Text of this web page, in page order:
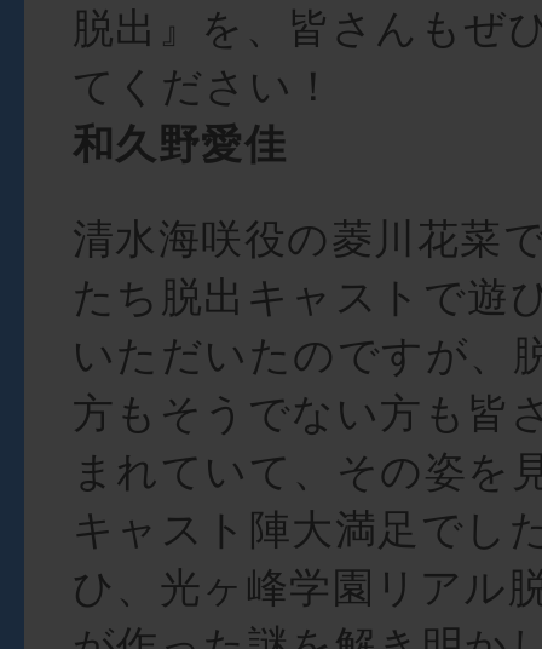
脱出』を、皆さんもぜ
てください！
和久野愛佳
清水海咲役の菱川花菜
たち脱出キャストで遊
いただいたのですが、
方もそうでない方も皆
まれていて、その姿を
キャスト陣大満足でし
ひ、光ヶ峰学園リアル